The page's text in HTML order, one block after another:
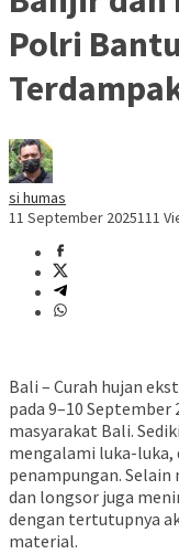
Polri
si humas
11 September 2025111
Bali – Curah hujan
pada 9–10 September
masyarakat Bali.
mengalami luka-luka,
penampungan.
dan longsor juga
dengan tertutupnya
material.